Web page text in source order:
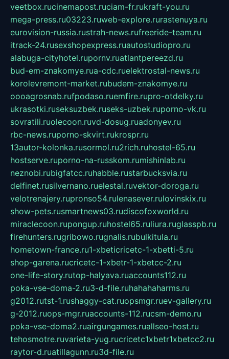
veetbox.rucinemapost.ruciam-fr.rukraft-you.ru
mega-press.ru03223.ruweb-explore.rurastenuya.ru
eurovision-russia.rustrah-news.rufreeride-team.ru
itrack-24.rusexshopexpress.ruautostudiopro.ru
alabuga-cityhotel.rupornv.ruatlantpereezd.ru
bud-em-znakomye.rua-cdc.ruelektrostal-news.ru
korolevremont-market.rubudem-znakomye.ru
oooagrosnab.rufpodaso.ruemfire.rupro-otdelky.ru
ukrasotki.ruseksuzbek.ruseks-uzbek.ruporno-vk.ru
sovratili.ruolecoon.ruvd-dosug.ruadonyev.ru
rbc-news.ruporno-skvirt.rukrospr.ru
13autor-kolonka.rusormol.ru2rich.ruhostel-65.ru
hostserve.ruporno-na-russkom.rumishinlab.ru
neznobi.rubigfatcc.ruhabble.rustarbucksvia.ru
delfinet.rusilvernano.ruelestal.ruvektor-doroga.ru
velotrenajery.rupronso54.rulenasever.rulovinskix.ru
show-pets.rusmartnews03.rudiscofoxworld.ru
miraclecoon.rupongup.ruhostel65.ruliura.ruglasspb.ru
firehunters.rugribowo.rugnalis.rubulkitula.ru
hometown-france.ru1-xbeticricetc-1-xbetti-5.ru
shop-garena.rucricetc-1-xbetr-1-xbetcc-2.ru
one-life-story.rutop-halyava.ruaccounts112.ru
poka-vse-doma-2.ru3-d-file.ruhahahaharms.ru
g2012.rutst-1.rushaggy-cat.ruopsmgr.ruev-gallery.ru
g-2012.ruops-mgr.ruaccounts-112.rucsm-demo.ru
poka-vse-doma2.ruairgungames.ruallseo-host.ru
tehosmotre.ruvarieta-yug.rucricetc1xbetr1xbetcc2.ru
raytor-d.ruatillagunn.ru3d-file.ru